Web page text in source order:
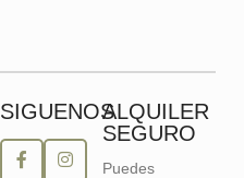
SIGUENOSALQUILER
SEGURO
Puedes